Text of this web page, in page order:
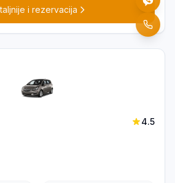
i rezervacija
4.5